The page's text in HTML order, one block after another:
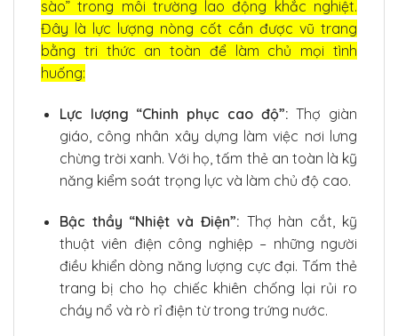
sào” trong môi trường lao động khắc nghiệt.
Đây là lực lượng nòng cốt cần được vũ trang
bằng tri thức an toàn để làm chủ mọi tình
huống:
Lực lượng “Chinh phục cao độ”: Thợ giàn
giáo, công nhân xây dựng làm việc nơi lưng
chừng trời xanh. Với họ, tấm thẻ an toàn là kỹ
năng kiểm soát trọng lực và làm chủ độ cao.
Bậc thầy “Nhiệt và Điện”: Thợ hàn cắt, kỹ
thuật viên điện công nghiệp – những người
điều khiển dòng năng lượng cực đại. Tấm thẻ
trang bị cho họ chiếc khiên chống lại rủi ro
cháy nổ và rò rỉ điện từ trong trứng nước.